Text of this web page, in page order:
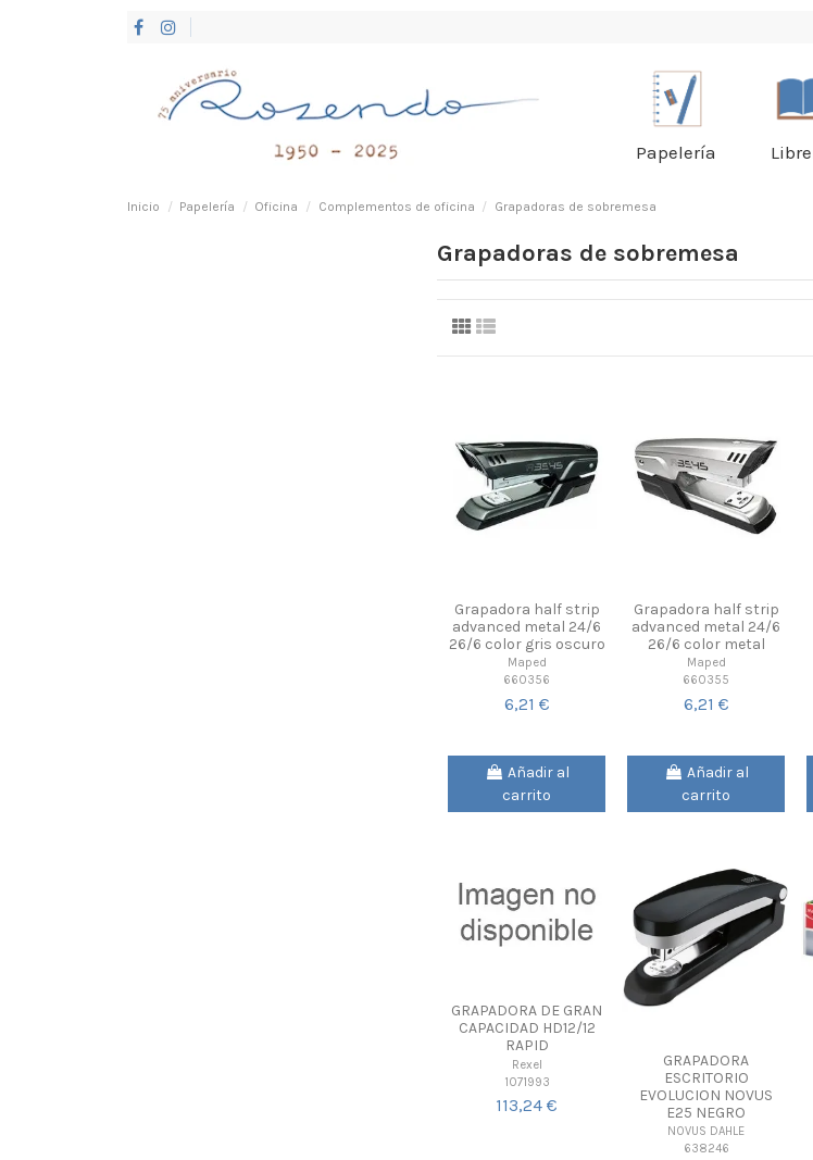
Papelería
Inicio Papelería Oficina Complementos de oficina Grapadoras de sobremesa
Grapadoras de sobremesa
Grapadora half strip
advanced metal 24/6
26/6 color gris oscuro
Maped
660356
6,21 €
Añadir al
carrito
Grapadora half strip
advanced metal 24/6
26/6 color metal
Maped
660355
6,21 €
Añadir al
carrito
GRAPADORA DE GRAN
CAPACIDAD HD12/12
RAPID
Rexel
1071993
113,24 €
GRAPADORA
ESCRITORIO
EVOLUCION NOVUS
E25 NEGRO
NOVUS DAHLE
638246